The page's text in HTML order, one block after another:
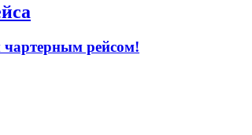
рейсом!